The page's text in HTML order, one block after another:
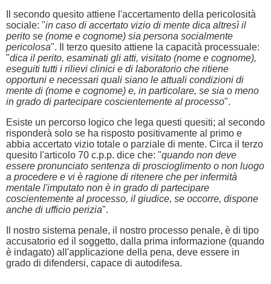
Il secondo quesito attiene l'accertamento della pericolosità
sociale: "in caso di accertato vizio di mente dica altresì il
perito se (nome e cognome) sia persona socialmente
pericolosa". Il terzo quesito attiene la capacità processuale:
"dica il perito, esaminati gli atti, visitato (nome e cognome),
eseguiti tutti i rilievi clinici e di laboratorio che ritiene
opportuni e necessari quali siano le attuali condizioni di
mente di (nome e cognome) e, in particolare, se sia o meno
in grado di partecipare coscientemente al processo".
Esiste un percorso logico che lega questi quesiti; al secondo
risponderà solo se ha risposto positivamente al primo e
abbia accertato vizio totale o parziale di mente. Circa il terzo
quesito l'articolo 70 c.p.p. dice che: "quando non deve
essere pronunciato sentenza di proscioglimento o non luogo
a procedere e vi è ragione di ritenere che per infermità
mentale l'imputato non è in grado di partecipare
coscientemente al processo, il giudice, se occorre, dispone
anche di ufficio perizia".
Il nostro sistema penale, il nostro processo penale, è di tipo
accusatorio ed il soggetto, dalla prima informazione (quando
è indagato) all'applicazione della pena, deve essere in
grado di difendersi, capace di autodifesa.